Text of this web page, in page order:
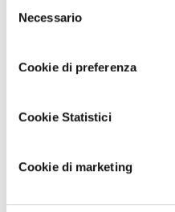
più consulta la
delNecessario
Cookie di preferenza
Cookie Statistici
Cookie di marketing
Modo d'uso
Tenere la bombola a
Vaporizzare a brevi
Si elimina facilmente